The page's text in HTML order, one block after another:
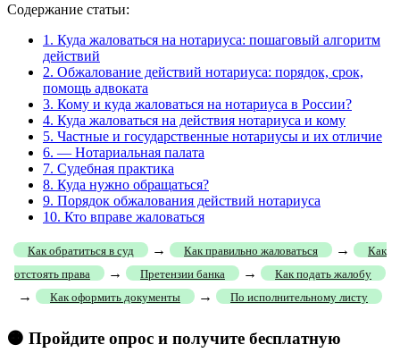
Содержание статьи:
1. Куда жаловаться на нотариуса: пошаговый алгоритм
действий
2. Обжалование действий нотариуса: порядок, срок,
помощь адвоката
3. Кому и куда жаловаться на нотариуса в России?
4. Куда жаловаться на действия нотариуса и кому
5. Частные и государственные нотариусы и их отличие
6. — Нотариальная палата
7. Судебная практика
8. Куда нужно обращаться?
9. Порядок обжалования действий нотариуса
10. Кто вправе жаловаться
Как обратиться в суд → Как правильно жаловаться →
Как
отстоять права
→ Претензии банка → Как подать жалобу
→ Как оформить документы → По исполнительному листу
🟠 Пройдите опрос и получите бесплатную